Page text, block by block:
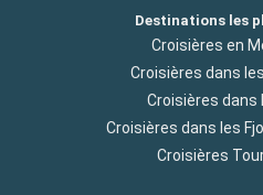
Destinations les
Croisières en
Croisières dans
Croisières dans
Croisières dans les
Croisières